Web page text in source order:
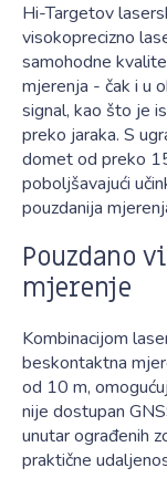
Hi-Targetov
visokoprecizno
samohodne
mjerenja - čak i u
signal, kao što je
preko jaraka. S
domet od preko
poboljšavajući
pouzdanija
Pouzdano
mjerenje
Kombinacijom
beskontaktna
od 10 m,
nije dostupan
unutar ograđenih
praktične